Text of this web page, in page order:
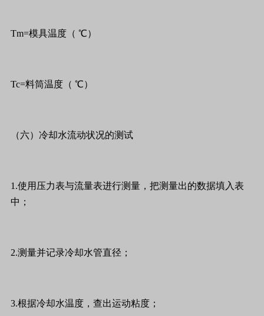
Tm=模具温度（ ℃）
Tc=料筒温度（ ℃）
（六）冷却水流动状况的测试
1.使用压力表与流量表进行测量，把测量出的数据填入表
中；
2.测量并记录冷却水管直径；
3.根据冷却水温度，查出运动粘度；